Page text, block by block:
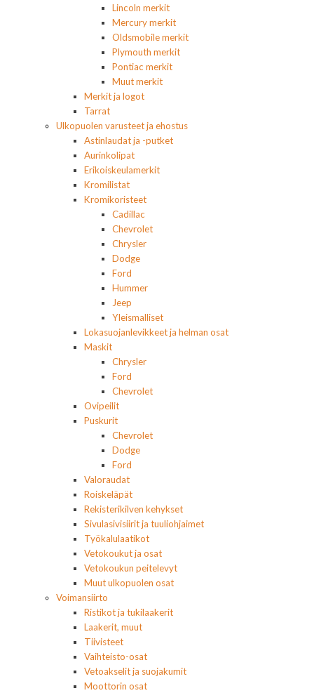
Lincoln merkit
Mercury merkit
Oldsmobile merkit
Plymouth merkit
Pontiac merkit
Muut merkit
Merkit ja logot
Tarrat
Ulkopuolen varusteet ja ehostus
Astinlaudat ja -putket
Aurinkolipat
Erikoiskeulamerkit
Kromilistat
Kromikoristeet
Cadillac
Chevrolet
Chrysler
Dodge
Ford
Hummer
Jeep
Yleismalliset
Lokasuojanlevikkeet ja helman osat
Maskit
Chrysler
Ford
Chevrolet
Ovipeilit
Puskurit
Chevrolet
Dodge
Ford
Valoraudat
Roiskeläpät
Rekisterikilven kehykset
Sivulasivisiirit ja tuuliohjaimet
Työkalulaatikot
Vetokoukut ja osat
Vetokoukun peitelevyt
Muut ulkopuolen osat
Voimansiirto
Ristikot ja tukilaakerit
Laakerit, muut
Tiivisteet
Vaihteisto-osat
Vetoakselit ja suojakumit
Moottorin osat